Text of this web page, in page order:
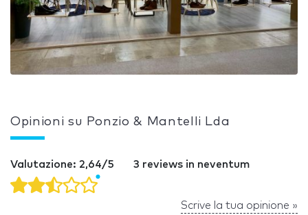
Opinioni su Ponzio & Mantelli Lda
Valutazione: 2,64/5 3 reviews in neventum
Scrive la tua opinione »